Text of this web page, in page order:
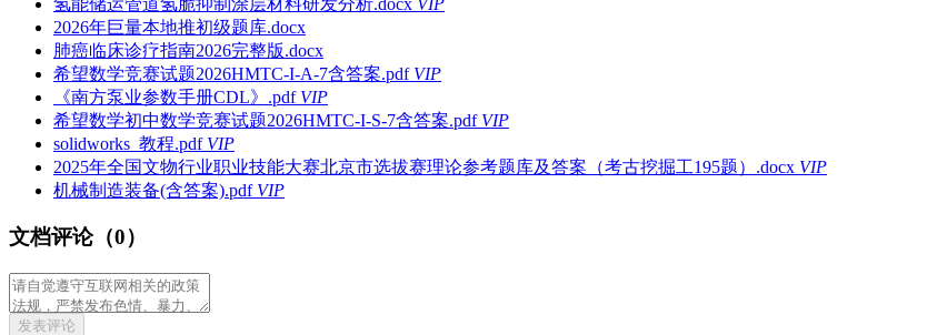
2026年巨量本地推初级题库.docx
肺癌临床诊疗指南2026完整版.docx
希望数学竞赛试题2026HMTC-I-A-7含答案.pdf VIP
《南方泵业参数手册CDL》.pdf VIP
希望数学初中数学竞赛试题2026HMTC-I-S-7含答案.pdf VIP
solidworks_教程.pdf VIP
2025年全国文物行业职业技能大赛北京市选拔赛理论参考题库及答案（考古挖掘工195题）.docx VIP
机械制造装备(含答案).pdf VIP
文档评论（0）
发表评论